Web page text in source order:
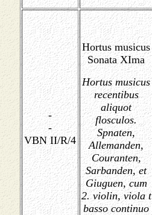
-
-
VBN II/R/4
Hortus musicus
Sonata XIma
Hortus musicus
recentibus
aliquot
flosculos.
Spnaten,
Allemanden,
Couranten,
Sarbanden, et
Giuguen, cum
2. violin, viola t
basso continuo